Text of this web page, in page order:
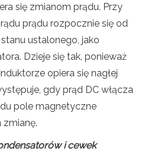
się zmianom prądu. Przy
prądu rozpocznie się od
ustalonego, jako
Dzieje się tak, ponieważ
opiera się nagłej
gdy prąd DC włącza
pole magnetyczne
i cewek